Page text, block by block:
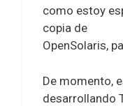
como estoy
copia de
OpenSolaris,
De momento,
desarrollando